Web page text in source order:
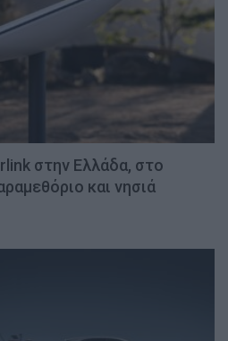
στην Ελλάδα, στο
και νησιά